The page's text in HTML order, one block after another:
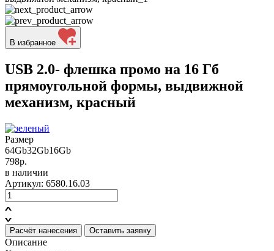
В избранное
USB 2.0- флешка промо на 16 Гб
прямоугольной формы, выдвижной
механизм, красный
Размер
64Gb32Gb16Gb
798р.
в наличии
Артикул: 6580.16.03
Расчёт нанесения Оставить заявку
Описание